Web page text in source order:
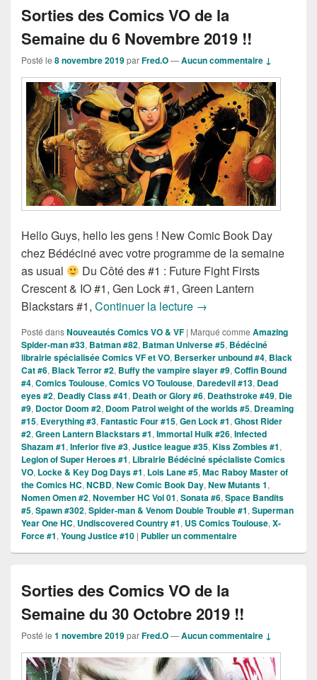
Sorties des Comics VO de la
Semaine du 6 Novembre 2019 !!
Posté le 8 novembre 2019parFred.O—Aucun commentaire ↓
Hello Guys, hello les gens ! New Comic Book Day
chez Bédéciné avec votre programme de la semaine
as usual
Du Côté des #1 : Future Fight Firsts
Crescent & IO #1, Gen Lock #1, Green Lantern
Blackstars #1, Continuer la lecture Sorties des Comics
→
Posté dansNouveautés Comics VO & VF | Marqué comme Amazing
Spider-man #33, Batman #82, Batman Universe #5, Bédéciné
librairie spécialisée Comics VF et VO, Berserker unbound #4, Black
Cat #6, Black Terror #2, Buffy the vampire slayer #9,Coffin Bound
#4,Comics Toulouse,Comics VO Toulouse, Daredevil #13, Dead
eyes #2, Deadly Class #41, Death or Glory #6, Deathstroke #49, Die
#9, Doctor Doom #2, Doom Patrol weight of the worlds #5, Dreaming
#15, Everything #3,Fantastic Four #15,Gen Lock #1,Ghost Rider
#2,Green Lantern Blackstars #1,Immortal Hulk #26,Infected
Shazam #1,Inferior five #3,Justice league #35,Kiss Zombies #1,
Legion of Super Heroes #1, Librairie Bédéciné spécialiste Comics
VO, Locke & Key Dog Days #1, Lois Lane #5,Mac Raboy Master of
the Comics HC,NCBD,New Comic Book Day,New Mutants 1,
Nomen Omen #2,November HC Vol 01,Sonata #6,Space Bandits
#5,Spawn #302,Spider-man & Venom Double Trouble #1,Superman
Year One HC, Undiscovered Country #1, US Comics Toulouse,X-
Force #1,Young Justice #10 | Publier un commentaire
Sorties des Comics VO de la
Semaine du 30 Octobre 2019 !!
Posté le 1 novembre 2019parFred.O—Aucun commentaire ↓